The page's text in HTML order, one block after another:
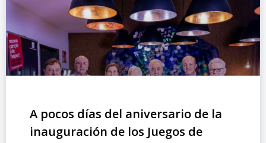
A pocos días del aniversario de la
inauguración de los Juegos de